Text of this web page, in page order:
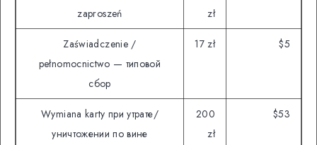
zaproszeń
zł
Zaświadczenie /
pełnomocnictwo — типовой
сбор
17 zł $5
Wymiana karty при утрате/
уничтожении по вине
200
zł
$53